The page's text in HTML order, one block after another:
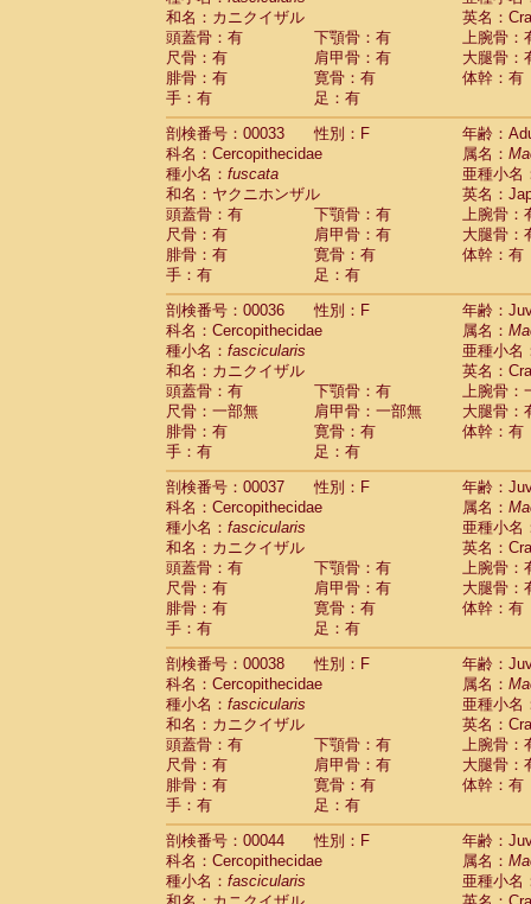
Cercopithecidae
Cercocebus
CercopithecidaeCercocebus
CercopithecidaeCercocebus
CercopithecidaeCercocebus hybrid(2)
CercopithecidaeCercocebus
CercopithecidaeLophocebus
Cercopithecidae
(0)
Cercopithecidae Papio cynocephalus
Cercopithecidae Papio hamadryas(1)
CercopithecidaePapio papio
CercopithecidaePapio
CercopithecidaeMandrillus
CercopithecidaeMandrillus sphinx
CercopithecidaeTheropithecus
CercopithecidaeMacaca arctoides(3)
Cercopithecidae Macaca assamensis
Cercopithecidae
Macaca
CercopithecidaeMacaca cyclopis (17)
CercopithecidaeMacaca fascicularis
CercopithecidaeMacaca fuscaca
CercopithecidaeMacaca fuscata
CercopithecidaeMacaca fuscata
CercopithecidaeMacaca maura(3)
Cercopithecidae Macaca mulatta(55)
Cercopithecidae Macaca nemestrina(3)
Cercopithecidae Macaca nigra(0)
CercopithecidaeMacaca radiata(27)
CercopithecidaeMacaca silenus(0)
CercopithecidaeMacaca sinica (1)
CercopithecidaeMacaca sylvanus
CercopithecidaeMacaca thibetana (0)
Cercopithecidae Macaca tonkeana (0)
Cercopithecidae hybrid(1)
Cercopithecidae (0)
CercopithecidaeAllenopithecus
CercopithecidaeCercopithecus
CercopithecidaeCercopithecus
CercopithecidaeCercopithecus
CercopithecidaeCercopithecus diana
CercopithecidaeCercopithecus
Cercopithecidae
Cercopithecus
Cercopithecidae
Cercopithecus mitis
和名：カニクイザル
英名：
頭蓋骨：有
下顎骨：有
上腕骨：
尺骨：有
肩甲骨：有
大腿骨：
腓骨：有
寛骨：有
体幹：有
手：有
足：有
剖検番号：00033
性別：F
年齢：
科名：Cercopithecidae
属名：
種小名： fuscata
亜種小名
和名：ヤクニホンザル
英名：
頭蓋骨：有
下顎骨：有
上腕骨：
尺骨：有
肩甲骨：有
大腿骨：
腓骨：有
寛骨：有
体幹：有
手：有
足：有
剖検番号：00036
性別：F
年齢：
科名：Cercopithecidae
属名：
種小名： fascicularis
亜種小名
和名：カニクイザル
英名：
頭蓋骨：有
下顎骨：有
上腕骨：
尺骨：一部無
肩甲骨：一部無
大腿骨：
腓骨：有
寛骨：有
体幹：有
手：有
足：有
剖検番号：00037
性別：F
年齢：
科名：Cercopithecidae
属名：
種小名： fascicularis
亜種小名
和名：カニクイザル
英名：
頭蓋骨：有
下顎骨：有
上腕骨：
尺骨：有
肩甲骨：有
大腿骨：
腓骨：有
寛骨：有
体幹：有
手：有
足：有
剖検番号：00038
性別：F
年齢：
科名：Cercopithecidae
属名：
種小名： fascicularis
亜種小名
和名：カニクイザル
英名：
頭蓋骨：有
下顎骨：有
上腕骨：
尺骨：有
肩甲骨：有
大腿骨：
腓骨：有
寛骨：有
体幹：有
手：有
足：有
剖検番号：00044
性別：F
年齢：
科名：Cercopithecidae
属名：
種小名： fascicularis
亜種小名